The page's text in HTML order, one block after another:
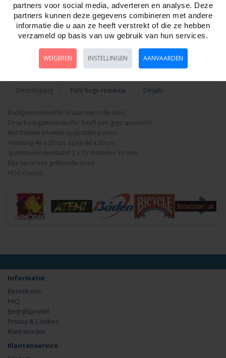
Aantal
Bestellen
Omschrijving Foto hoge resolutie Details
Backgammonkoffer blauw met rode bies.
Deze backgammonkoffer heeft een grijs speelveld.
Met blauwe en witte opgestikte punten.
Afmeting 46 x 29 cm. open 46 x 60 cm.
Speelstenen kunststof 2 x 15 diameter 33 mm.
Elke set in een gekleurde doos
HOT-Games
Informatie
Bezoek ons
FAQ
Bedrijfsprofiel
Privacy & Cookies
Klant worden
Klantenservice
partners voor social media, adverteren en analyse. Deze
partners kunnen deze gegevens combineren met andere
informatie die u aan ze heeft verstrekt of die ze hebben
verzameld op basis van uw gebruik van hun services.
WEIGEREN INSTELLINGEN AANVAARDEN